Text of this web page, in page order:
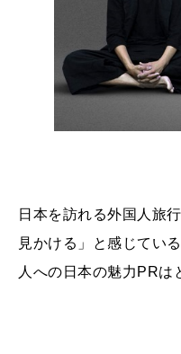
日本を訪れる外国人旅
見かける」と感じてい
人への日本の魅力 PRは